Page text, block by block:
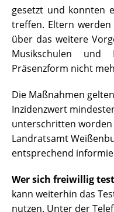
gesetzt und konnten
treffen. Eltern
über das weitere
Musikschulen und
Präsenzform nicht
Die Maßnahmen
Inzidenzwert
unterschritten
Landratsamt
entsprechend
Wer sich freiwillig
kann weiterhin das
nutzen. Unter der